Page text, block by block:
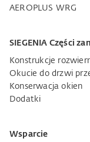
AEROPLUS WRG
SIEGENIA Części
Konstrukcje
Okucie do drzwi
Konserwacja okien
Dodatki
Wsparcie